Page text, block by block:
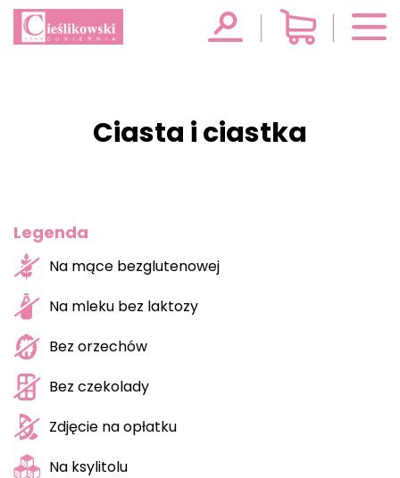
Ciasta i ciastka
Legenda
Na mące bezglutenowej
Na mleku bez laktozy
Bez orzechów
Bez czekolady
Zdjęcie na opłatku
Na ksylitolu